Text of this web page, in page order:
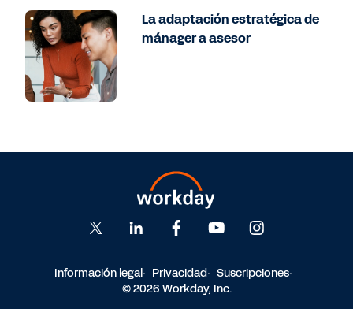
La adaptación estratégica de
mánager a asesor
Información legal Privacidad
Suscripciones
© 2026 Workday, Inc.